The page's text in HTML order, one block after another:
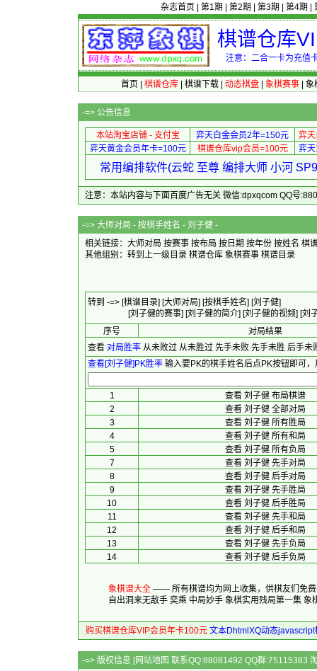
杂志首页 第1期 第2期 第3期 第4期
棋谱仓库
注意：二合一卡为充值
首页 棋谱仓库| 棋谱下载| 动态棋盘| 象棋赛事| 象
-=> 公告信息
本站淘宝店铺 - 支付宝 弈天白金会员2年=150元
弈
弈天黄金会员年卡=100元
棋谱仓库vip会员=100元 弈
常用编排软件(云蛇 至尊 编排大师 小河
注意：本站内容与下面百度广告无关 微信:dpxqcom QQ号
-=> 大师对局 - 按棋手姓名 - 刘子健 -
相关链接：大师对局 按赛事 按布局 按日期 按年份 按姓名 棋
其他组别： 转到上一级目录 棋谱仓库 象棋赛事 棋谱目录
转到 -=> [棋谱目录] [大师对局] [按棋手姓名] [刘子健]
[刘子健的赛事] [刘子健的简介] [刘子健的视频] [刘
序号
对局结果
查看 对局胜率 从未败过 从未胜过 先手未败 先手未胜 后手未
查看[刘子健]PK胜率 输入要PK的棋手姓名后点PK按钮即可
1
查看 刘子健 布局棋谱
2
查看 刘子健 全部对局
3
查看 刘子健 所有胜局
4
查看 刘子健 所有和局
5
查看 刘子健 所有负局
7
查看 刘子健 先手对局
8
查看 刘子健 后手对局
9
查看 刘子健 先手胜局
10
查看 刘子健 后手胜局
11
查看 刘子健 先手和局
12
查看 刘子健 后手和局
13
查看 刘子健 先手负局
14
查看 刘子健 后手负局
象棋谱大全—— 所有棋谱均为网上收集，供棋友们免
自出洞来无敌手 奕乘 中局妙手 象棋实用残局第一集 象
购买棋谱仓库VIP会员年卡100元 文本DhtmlXQ动态
-=> 版权信息 [网站地图 联系QQ:88081492 QQ群:75115383